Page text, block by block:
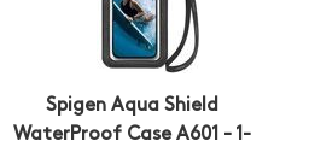
Spigen Aqua Shield
WaterProof Case A601 - 1-